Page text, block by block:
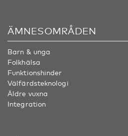
ÄMNESOMRÅDEN
Barn & unga
Folkhälsa
Funktionshinder
Välfärdsteknologi
Äldre vuxna
Integration